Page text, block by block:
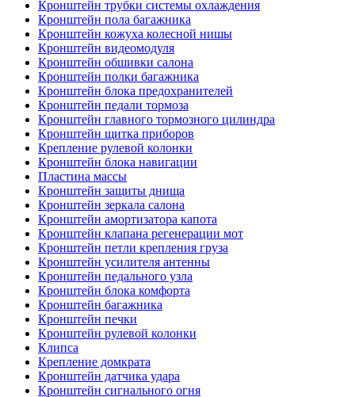
Кронштейн трубки системы охлаждения
Кронштейн пола багажника
Кронштейн кожуха колесной нишы
Кронштейн видеомодуля
Кронштейн обшивки салона
Кронштейн полки багажника
Кронштейн блока предохранителей
Кронштейн педали тормоза
Кронштейн главного тормозного цилиндра
Кронштейн щитка приборов
Крепление рулевой колонки
Кронштейн блока навигации
Пластина массы
Кронштейн защиты днища
Кронштейн зеркала салона
Кронштейн амортизатора капота
Кронштейн клапана регенерации мот
Кронштейн петли крепления груза
Кронштейн усилителя антенны
Кронштейн педального узла
Кронштейн блока комфорта
Кронштейн багажника
Кронштейн печки
Кронштейн рулевой колонки
Клипса
Крепление домкрата
Кронштейн датчика удара
Кронштейн сигнального огня